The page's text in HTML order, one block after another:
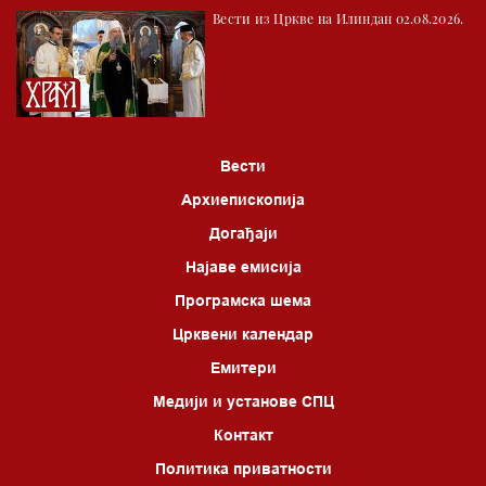
05.00 Питања и одговори
06.00 Црквена предавања и трибине
Вести из Цркве на Илиндан 02.08.2026.
Вести
Архиепископија
Догађаји
Најаве емисија
Програмска шема
Црквени календар
Емитери
Медији и установе СПЦ
Контакт
Политика приватности